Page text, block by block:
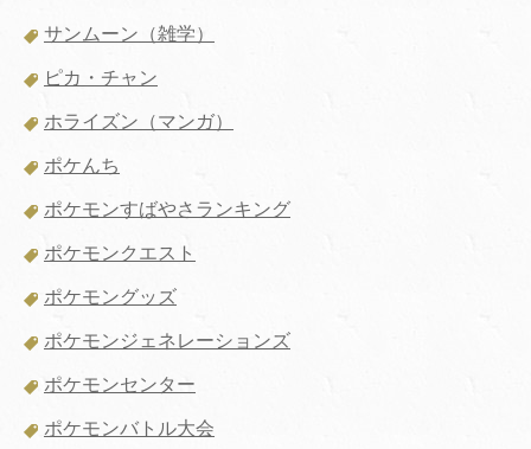
サンムーン（雑学）
ピカ・チャン
ホライズン（マンガ）
ポケんち
ポケモンすばやさランキング
ポケモンクエスト
ポケモングッズ
ポケモンジェネレーションズ
ポケモンセンター
ポケモンバトル大会